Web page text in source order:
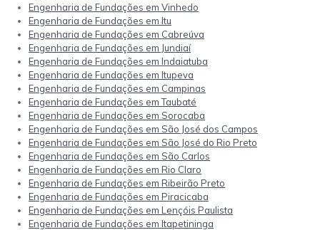
Engenharia de Fundações em Vinhedo
Engenharia de Fundações em Itu
Engenharia de Fundações em Cabreúva
Engenharia de Fundações em Jundiaí
Engenharia de Fundações em Indaiatuba
Engenharia de Fundações em Itupeva
Engenharia de Fundações em Campinas
Engenharia de Fundações em Taubaté
Engenharia de Fundações em Sorocaba
Engenharia de Fundações em São José dos Campos
Engenharia de Fundações em São José do Rio Preto
Engenharia de Fundações em São Carlos
Engenharia de Fundações em Rio Claro
Engenharia de Fundações em Ribeirão Preto
Engenharia de Fundações em Piracicaba
Engenharia de Fundações em Lençóis Paulista
Engenharia de Fundações em Itapetininga